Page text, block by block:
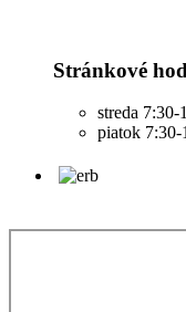
Stránkové
streda 7:30-
piatok 7:30-